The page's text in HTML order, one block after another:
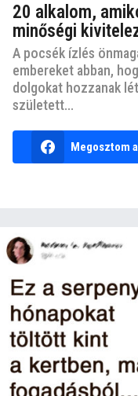
20 alkalom,
minőségi
A pocsék ízlés
embereket abban,
dolgokat hozzanak
született...
Megosztom